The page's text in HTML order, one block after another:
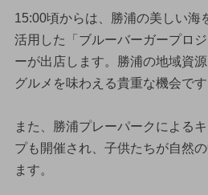
15:00頃からは、勝浦の美しい海
活用した「ブルーバーガープロ
ーが出店します。勝浦の地域資
グルメを味わえる貴重な機会です
また、勝浦プレーパークによる
プも開催され、子供たちが自然
ます。